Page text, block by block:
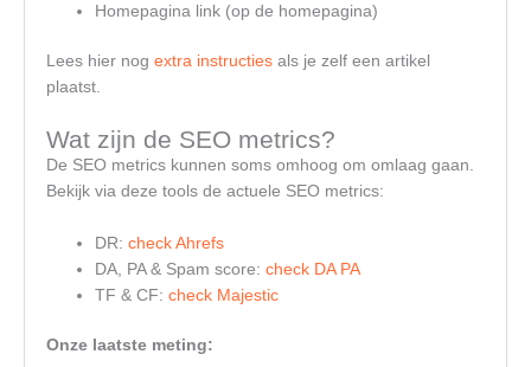
Homepagina link (op de homepagina)
Lees hier nog extra instructiesals je zelf een artikel
plaatst.
Wat zijn de SEO metrics?
De SEO metrics kunnen soms omhoog om omlaag gaan.
Bekijk via deze tools de actuele SEO metrics:
DR: check Ahrefs
DA, PA & Spam score: check DA PA
TF & CF: check Majestic
Onze laatste meting: